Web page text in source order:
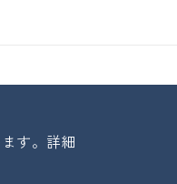
す。詳細